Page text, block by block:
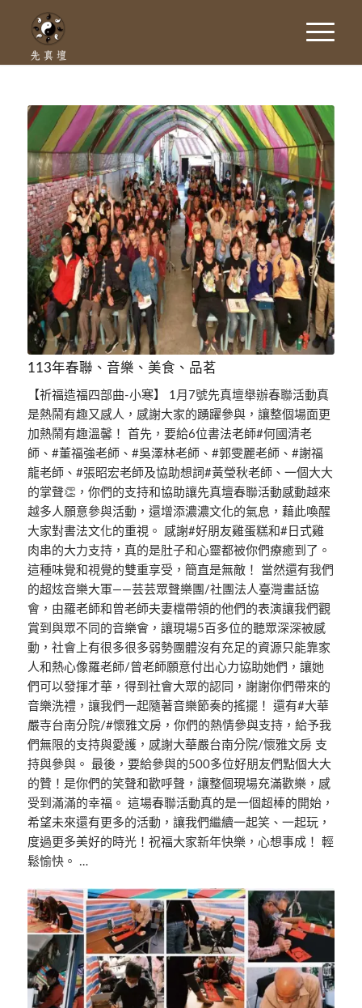
113年春聯、音樂、美食、品茗
【祈福造福四部曲-小寒】 1月7號先真壇舉辦春聯活動真
是熱鬧有趣又感人，感謝大家的踴躍參與，讓整個場面更
加熱鬧有趣溫馨！ 首先，要給6位書法老師#何國清老
師、#董福強老師、#吳澤林老師、#郭雯麗老師、#謝福
龍老師、#張昭宏老師及協助想詞#黃瑩秋老師、一個大大
的掌聲👏，你們的支持和協助讓先真壇春聯活動感動越來
越多人願意參與活動，還增添濃濃文化的氣息，藉此喚醒
大家對書法文化的重視。 感謝#好朋友雞蛋糕和#日式雞
肉串的大力支持，真的是肚子和心靈都被你們療癒到了。
這種味覺和視覺的雙重享受，簡直是無敵！ 當然還有我們
的超炫音樂大軍——芸芸眾聲樂團/社團法人臺灣畫話協
會，由羅老師和曾老師夫妻檔帶領的他們的表演讓我們觀
賞到與眾不同的音樂會，讓現場5百多位的聽眾深深被感
動，社會上有很多很多弱勢團體沒有充足的資源只能靠家
人和熱心像羅老師/曾老師願意付出心力協助她們，讓她
們可以發揮才華，得到社會大眾的認同，謝謝你們帶來的
音樂洗禮，讓我們一起隨著音樂節奏的搖擺！ 還有#大華
嚴寺台南分院/#懷雅文房，你們的熱情參與支持，給予我
們無限的支持與愛護，感謝大華嚴台南分院/懷雅文房 支
持與參與。 最後，要給參與的500多位好朋友們點個大大
的贊！是你們的笑聲和歡呼聲，讓整個現場充滿歡樂，感
受到滿滿的幸福。 這場春聯活動真的是一個超棒的開始，
希望未來還有更多的活動，讓我們繼續一起笑、一起玩，
度過更多美好的時光！祝福大家新年快樂，心想事成！ 輕
鬆愉快。 …